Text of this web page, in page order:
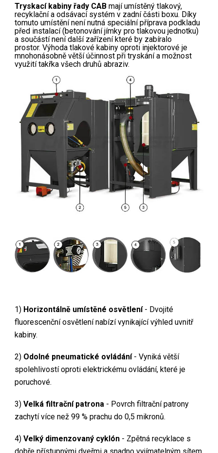
Tryskací kabiny řady CAB mají umístěný tlakový,
recyklační a odsávací systém v zadní části boxu. Díky
tomuto umístění není nutná speciální příprava podkladu
před instalací (betonování jímky pro tlakovou jednotku)
a součástí není další zařízení které by zabíralo
prostor. Výhoda tlakové kabiny oproti injektorové je
mnohonásobně větší účinnost při tryskání a možnost
využití takřka všech druhů abraziv.
1) Horizontálně umístěné osvětlení - Dvojité
fluorescenční osvětlení nabízí vynikající výhled uvnitř
kabiny.
2) Odolné pneumatické ovládání - Vyniká větší
spolehlivostí oproti elektrickému ovládání, které je
poruchové.
3) Velká filtrační patrona - Povrch filtrační patrony
zachytí více než 99 % prachu do 0,5 mikronů.
4) Velký dimenzovaný cyklón - Zpětná recyklace s
dobře přístupnými dveřmi a snadno vyjímatelným sítem